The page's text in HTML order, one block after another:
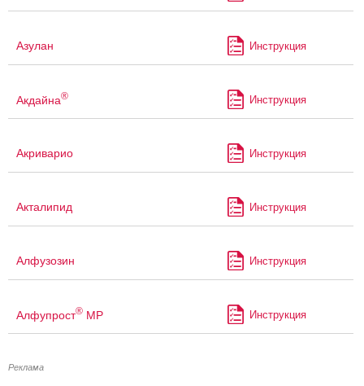
Азулан Инструкция
Акдайна® Инструкция
Акриварио Инструкция
Акталипид Инструкция
Алфузозин Инструкция
Алфупрост® МР Инструкция
Реклама